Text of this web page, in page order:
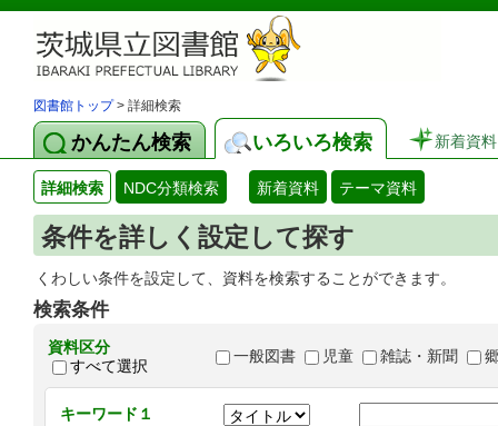
図書館トップ> 詳細検索
かんたん検索 いろいろ検索 新着資料
詳細検索 NDC分類検索 新着資料 テーマ資料
条件を詳しく設定して探す
くわしい条件を設定して、資料を検索することができます。
検索条件
資料区分
すべて選択
一般図書 児童 雑誌・新聞
キーワード１